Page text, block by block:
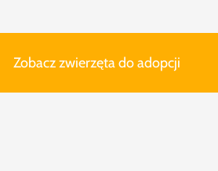
Zobacz zwierzęta do adopcji